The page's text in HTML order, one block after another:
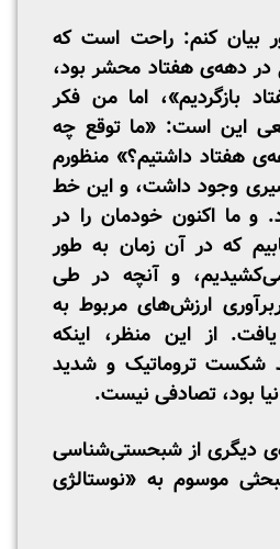
بیان کنم: راحت است که
در دهه‌ی هفتاد محشر بود،
بازگردیم»، اما من فکر
این است: «ما توقع چه
هفتاد داشتیم؟» منظورم
وجود داشت، و این خط
ما اکنون خودمان را در
که در آن زمان به طور
و آنچه در طی
ارزش‌های مربوط به
یافت. از این منظر، اینکه
شکست تروماتیک و شدید
بود، تصادفی نیست.
دیگری از شبحستی‌شناسی
موسوم به «نوستالژی